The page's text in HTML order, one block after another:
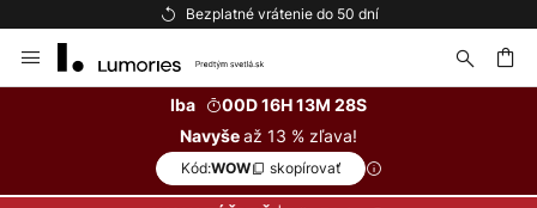
Bezplatné vrátenie do 50 dní
to
Iba
00D 16H 13M 27S
Navyšeaž 13 % zľava!
Kód:WOW skopírovať